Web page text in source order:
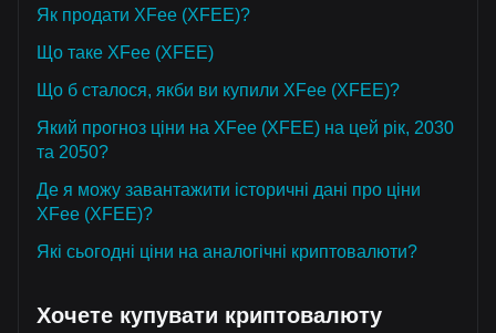
Як продати XFee (XFEE)?
Що таке XFee (XFEE)
Що б сталося, якби ви купили XFee (XFEE)?
Який прогноз ціни на XFee (XFEE) на цей рік, 2030
та 2050?
Де я можу завантажити історичні дані про ціни
XFee (XFEE)?
Які сьогодні ціни на аналогічні криптовалюти?
Хочете купувати криптовалюту